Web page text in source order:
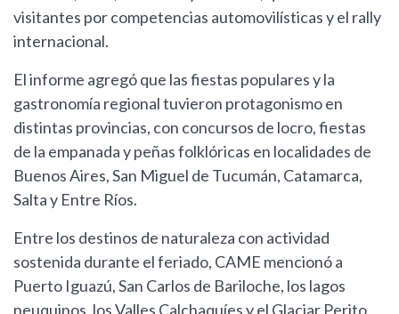
visitantes por competencias automovilísticas y el rally
internacional.
El informe agregó que las fiestas populares y la
gastronomía regional tuvieron protagonismo en
distintas provincias, con concursos de locro, fiestas
de la empanada y peñas folklóricas en localidades de
Buenos Aires, San Miguel de Tucumán, Catamarca,
Salta y Entre Ríos.
Entre los destinos de naturaleza con actividad
sostenida durante el feriado, CAME mencionó a
Puerto Iguazú, San Carlos de Bariloche, los lagos
neuquinos, los Valles Calchaquíes y el Glaciar Perito